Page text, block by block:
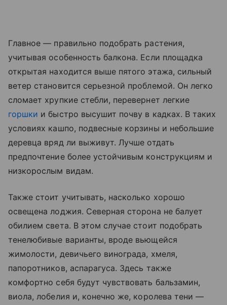
Главное — правильно подобрать растения,
учитывая особенность балкона. Если площадка
открытая находится выше пятого этажа, сильный
ветер становится серьезной проблемой. Он легко
сломает хрупкие стебли, перевернет легкие
горшки и быстро высушит почву в кадках. В таких
условиях кашпо, подвесные корзины и небольшие
деревца вряд ли выживут. Лучше отдать
предпочтение более устойчивым конструкциям и
низкорослым видам.
Также стоит учитывать, насколько хорошо
освещена лоджия. Северная сторона не балует
обилием света. В этом случае стоит подобрать
тенелюбивые варианты, вроде вьющейся
жимолости, девичьего винограда, хмеля,
папоротников, аспарагуса. Здесь также
комфортно себя будут чувствовать бальзамин,
виола, лобелия и, конечно же, королева тени —